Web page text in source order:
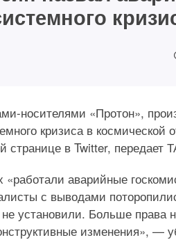
носителями «Протон»,
кризиса в
странице в Twitter, передает
«работали аварийные
с выводами
не установили. Больше
изменения», —